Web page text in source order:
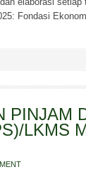
Fondasi
PINJAM
LKMS